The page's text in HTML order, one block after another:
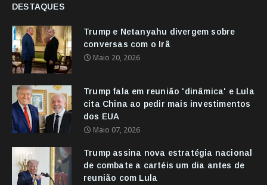
DESTAQUES
Trump e Netanyahu divergem sobre
conversas com o Irã
Maio 20, 2026
Trump fala em reunião 'dinâmica' e Lula
cita China ao pedir mais investimentos
dos EUA
Maio 07, 2026
Trump assina nova estratégia nacional
de combate a cartéis um dia antes de
reunião com Lula